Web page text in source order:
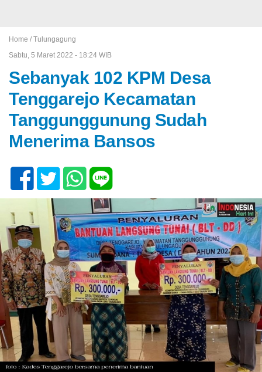
Home / Tulungagung
Sabtu, 5 Maret 2022 - 18:24 WIB
Sebanyak 102 KPM Desa
Tenggarejo Kecamatan
Tanggunggunung Sudah
Menerima Bansos